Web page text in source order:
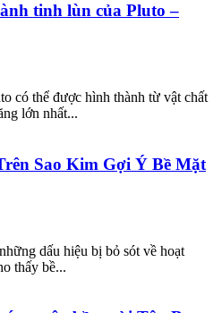
tinh lùn của Pluto –
có thể được hình thành từ vật chất
lớn nhất...
Sao Kim Gợi Ý Bề Mặt
dấu hiệu bị bỏ sót về hoạt
thấy bề...